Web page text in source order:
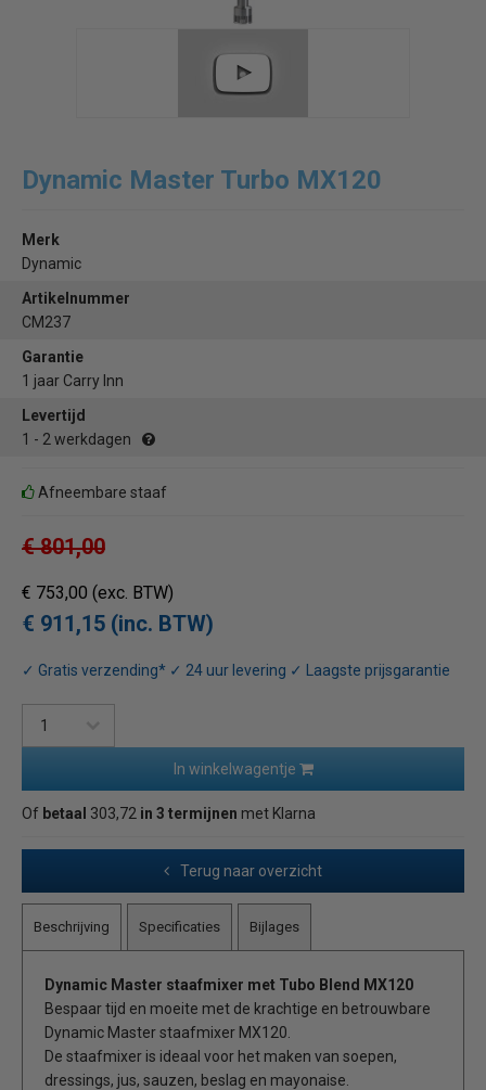
Dynamic Master Turbo MX120
Merk
Dynamic
Artikelnummer
CM237
Garantie
1 jaar Carry Inn
Levertijd
1 - 2 werkdagen
Afneembare staaf
€ 801,00
€ 753,00 (exc. BTW)
€ 911,15 (inc. BTW)
✓ Gratis verzending* ✓ 24 uur levering ✓ Laagste prijsgarantie
In winkelwagentje
Of betaal 303,72 in 3 termijnen met Klarna
Terug naar overzicht
Beschrijving Specificaties Bijlages
Dynamic Master staafmixer met Tubo Blend MX120
Bespaar tijd en moeite met de krachtige en betrouwbare
Dynamic Master staafmixer MX120.
De staafmixer is ideaal voor het maken van soepen,
dressings, jus, sauzen, beslag en mayonaise.